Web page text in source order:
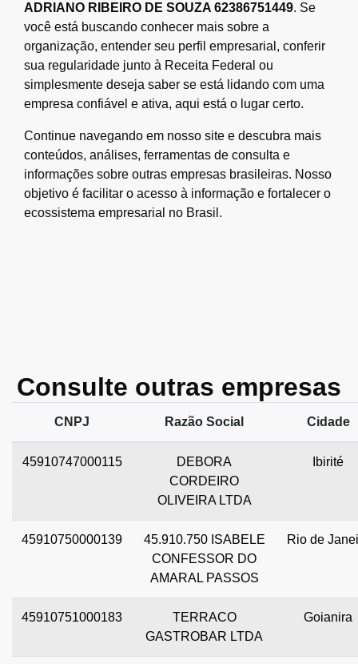
ADRIANO RIBEIRO DE SOUZA 62386751449. Se
você está buscando conhecer mais sobre a
organização, entender seu perfil empresarial, conferir
sua regularidade junto à Receita Federal ou
simplesmente deseja saber se está lidando com uma
empresa confiável e ativa, aqui está o lugar certo.
Continue navegando em nosso site e descubra mais
conteúdos, análises, ferramentas de consulta e
informações sobre outras empresas brasileiras. Nosso
objetivo é facilitar o acesso à informação e fortalecer o
ecossistema empresarial no Brasil.
Consulte outras empresas
CNPJ Razão Social Cidade
45910747000115
DEBORA
CORDEIRO
OLIVEIRA LTDA
Ibirité
45910750000139
45.910.750 ISABELE
CONFESSOR DO
AMARAL PASSOS
Rio de
45910751000183
TERRACO
GASTROBAR LTDA
Goianira